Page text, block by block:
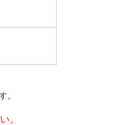
。
。